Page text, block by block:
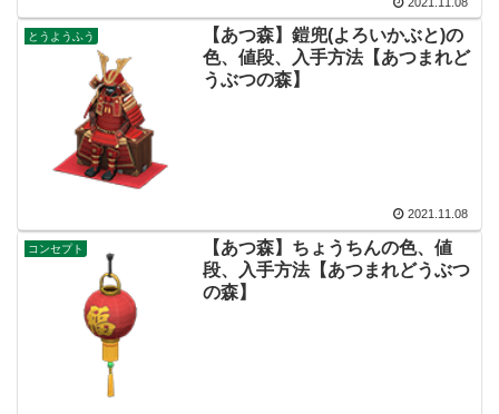
とうようふう
【あつ森】鎧兜(よろいかぶと)の
色、値段、入手方法【あつまれど
うぶつの森】
2021.11.08
コンセプト
【あつ森】ちょうちんの色、値
段、入手方法【あつまれどうぶつ
の森】